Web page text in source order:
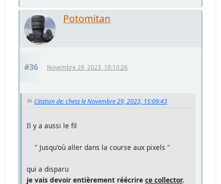
Potomitan
#36 Novembre 29, 2023, 18:10:26
Citation de: chess le Novembre 29, 2023, 15:09:43
Il y a aussi le fil
" Jusqu'où aller dans la course aux pixels "
qui a disparu
je vais devoir entièrement réécrirece collector.